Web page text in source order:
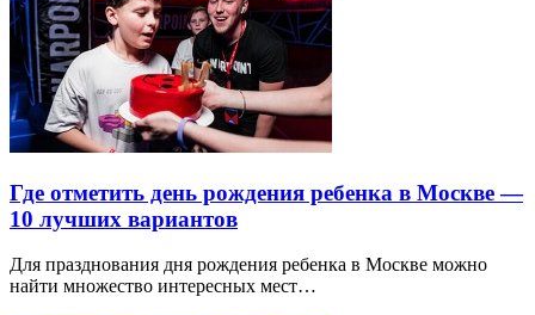
Где отметить день рождения ребенка в Москве —
10 лучших вариантов
Для празднования дня рождения ребенка в Москве можно
найти множество интересных мест…